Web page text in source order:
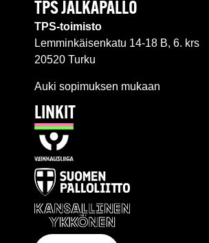
TPS JALKAPALLO
TPS-toimisto
Lemminkäisenkatu 14-18 B, 6. krs
20520 Turku
Auki sopimuksen mukaan
LINKIT